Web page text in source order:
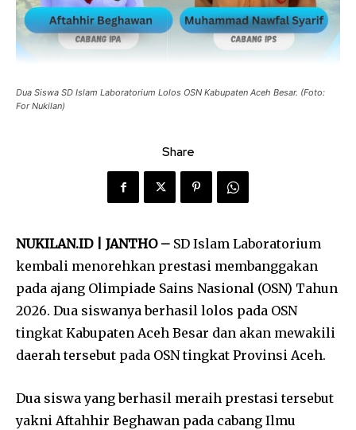
Dua Siswa SD Islam Laboratorium Lolos OSN Kabupaten Aceh Besar. (Foto:
For Nukilan)
Share
NUKILAN.ID | JANTHO – SD Islam Laboratorium
kembali menorehkan prestasi membanggakan
pada ajang Olimpiade Sains Nasional (OSN) Tahun
2026. Dua siswanya berhasil lolos pada OSN
tingkat Kabupaten Aceh Besar dan akan mewakili
daerah tersebut pada OSN tingkat Provinsi Aceh.
Dua siswa yang berhasil meraih prestasi tersebut
yakni Aftahhir Beghawan pada cabang Ilmu